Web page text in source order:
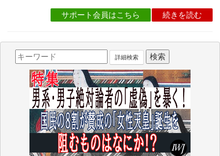
サポート会員はこちら 続きを読む
詳細検索